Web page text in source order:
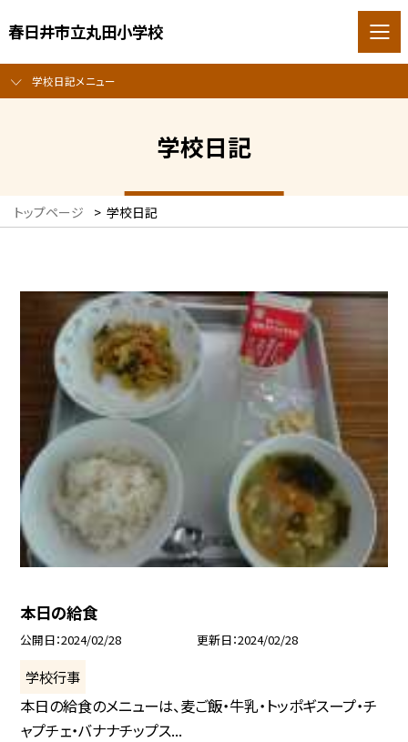
春日井市立丸田小学校
学校日記メニュー
学校日記
トップページ > 学校日記
本日の給食
公開日 2024/02/28 更新日 2024/02/28
学校行事
本日の給食のメニューは、麦ご飯・牛乳・トッポギスープ・チ
ャプチェ・バナナチップス...